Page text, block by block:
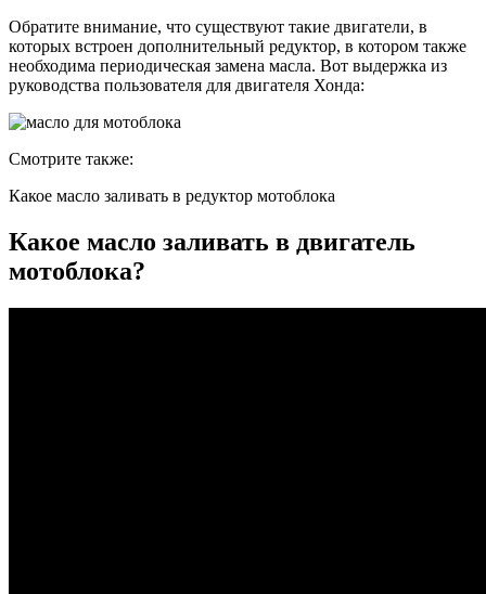
Обратите внимание, что существуют такие двигатели, в
которых встроен дополнительный редуктор, в котором также
необходима периодическая замена масла. Вот выдержка из
руководства пользователя для двигателя Хонда:
Смотрите также:
Какое масло заливать в редуктор мотоблока
Какое масло заливать в двигатель
мотоблока?